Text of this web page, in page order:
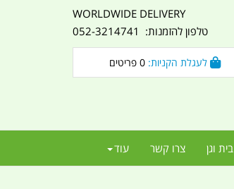
WORLDWIDE DELIVERY
טלפון להזמנות: 052-3214741
0
בית וגן צרו קשר עוד